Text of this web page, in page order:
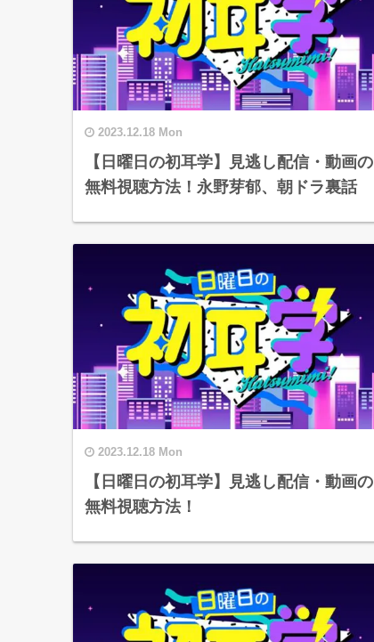
2023.12.18 Mon
【日曜日の初耳学】見逃し配信・動画の
無料視聴方法！永野芽郁、朝ドラ裏話
2023.12.18 Mon
【日曜日の初耳学】見逃し配信・動画の
無料視聴方法！